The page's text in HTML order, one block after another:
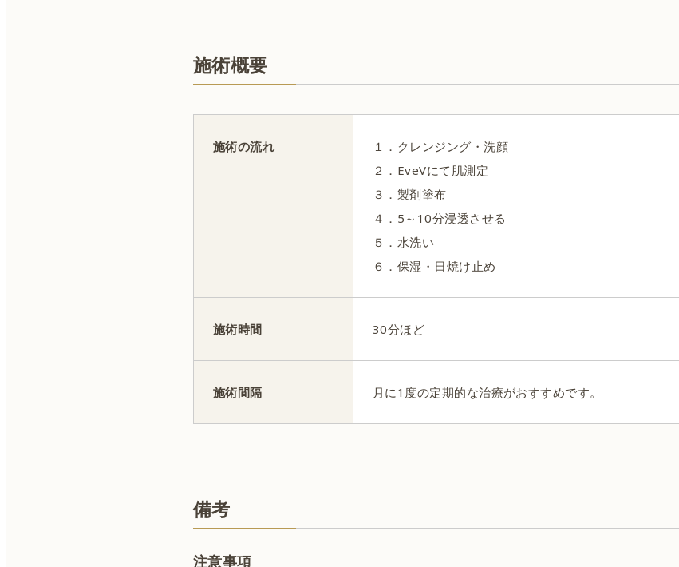
施術概要
施術の流れ
１．クレンジング・洗顔
２．EveVにて肌測定
３．製剤塗布
４．5～10分浸透させる
５．水洗い
６．保湿・日焼け止め
施術時間 30分ほど
施術間隔 月に1度の定期的な治療がおすすめです。
備考
注意事項